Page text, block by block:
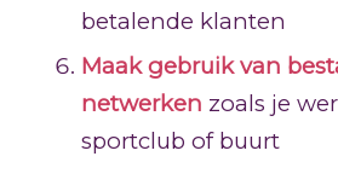
betalende klanten
Maak gebruik van
netwerken zoals je
sportclub of buurt